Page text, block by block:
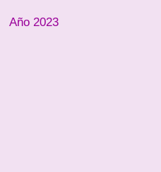
Año 2023